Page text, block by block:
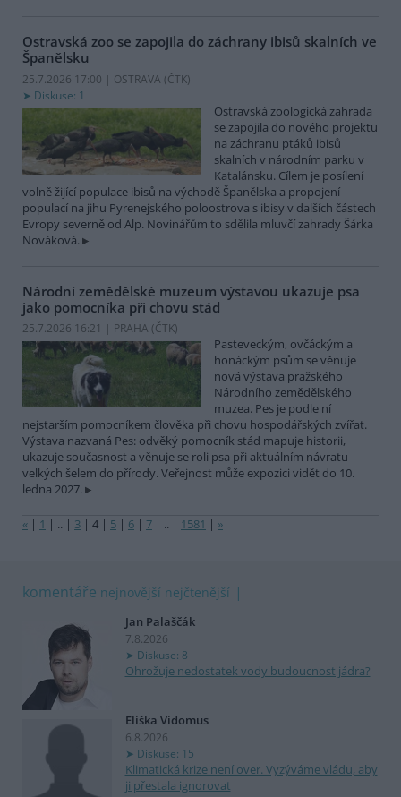
Ostravská zoo se zapojila do záchrany ibisů skalních ve
Španělsku
25.7.2026 17:00 | OSTRAVA (ČTK)
Diskuse: 1
Ostravská zoologická zahrada
se zapojila do nového projektu
na záchranu ptáků ibisů
skalních v národním parku v
Katalánsku. Cílem je posílení
volně žijící populace ibisů na východě Španělska a propojení
populací na jihu Pyrenejského poloostrova s ibisy v dalších částech
Evropy severně od Alp. Novinářům to sdělila mluvčí zahrady Šárka
Nováková.
Národní zemědělské muzeum výstavou ukazuje psa
jako pomocníka při chovu stád
25.7.2026 16:21 | PRAHA (ČTK)
Pasteveckým, ovčáckým a
honáckým psům se věnuje
nová výstava pražského
Národního zemědělského
muzea. Pes je podle ní
nejstarším pomocníkem člověka při chovu hospodářských zvířat.
Výstava nazvaná Pes: odvěký pomocník stád mapuje historii,
ukazuje současnost a věnuje se roli psa při aktuálním návratu
velkých šelem do přírody. Veřejnost může expozici vidět do 10.
ledna 2027.
« | 1 | .. | 3 | 4 | 5 | 6 | 7 | .. | 1581 | »
komentáře nejnovější nejčtenější
Jan Palaščák
7.8.2026
Diskuse: 8
Ohrožuje nedostatek vody budoucnost jádra?
Eliška Vidomus
6.8.2026
Diskuse: 15
Klimatická krize není over. Vyzýváme vládu, aby
ji přestala ignorovat